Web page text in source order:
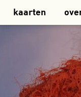
kaarten